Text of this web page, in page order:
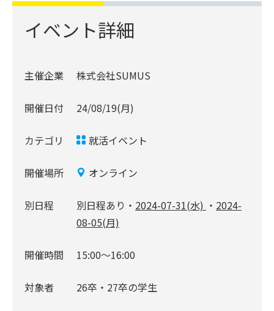
イベント詳細
主催企業 株式会社SUMUS
開催日付 24/08/19(月)
カテゴリ 就活イベント
開催場所 オンライン
別日程 別日程あり・ 2024-07-31(水) ・ 2024-
08-05(月)
開催時間 15:00〜16:00
対象者 26卒・27卒の学生